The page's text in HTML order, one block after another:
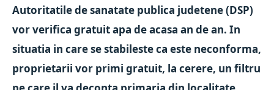
Autoritatile de sanatate publica judetene (DSP)
vor verifica gratuit apa de acasa an de an. In
situatia in care se stabileste ca este neconforma,
proprietarii vor primi gratuit, la cerere, un filtru